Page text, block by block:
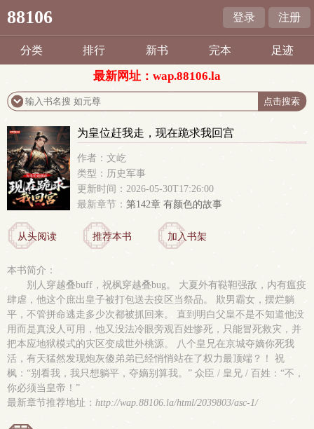
88106 登录 注册
分类 排行 新书 完本 足迹
最新网址：wap.88106.la
为皇位赶我走，现在跪求我回宫
作者：文屹
类型：历史军事
更新时间：2026-05-30T17:26:00
最新章节： 第142章 有颜色的故事
从头阅读 推荐本书 加入书架
本书简介：
别人穿越叠buff，祝枫穿越叠bug。 大夏外有鞑靼强敌，内有瘟疫
肆虐，他这个庶出皇子被打包送去疫区当祭品。 欺男霸女，摆烂躺
平，不管拼命逃走多少次都被抓回来。 直到明白父皇不是不知道他没
用而是真没人可用，他又没法冷眼旁观百姓惨死，只能冒死救灾，并
把本应地狱模式的灾区变成世外桃源。 八个皇兄在京城夺嫡你死我
活，有天猛然发现炮灰傻弟弟已经悄悄站在了权力最顶端？！ 祝
枫：“别看我，我只想躺平，夺嫡别算我。” 众臣 / 皇兄 / 百姓：“不，
你必须当皇帝！”
最新章节推荐地址： http://wap.88106.la/html/2039803/asc-1/